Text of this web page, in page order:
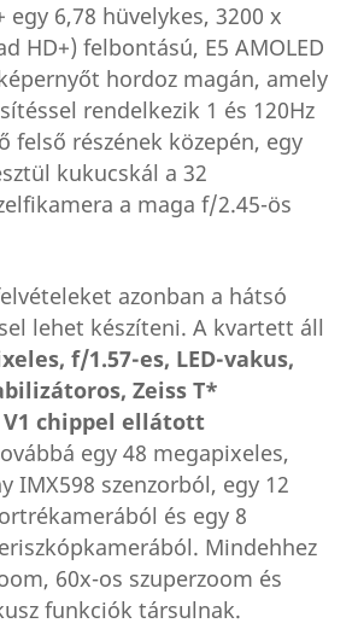
egy 6,78 hüvelykes, 3200 x
HD+) felbontású, E5 AMOLED
hordoz magán, amely
rendelkezik 1 és 120Hz
felső részének közepén, egy
kukucskál a 32
a maga f/2.45-ös
azonban a hátsó
lehet készíteni. A kvartett áll
f/1.57-es, LED-vakus,
Zeiss T*
chippel ellátott
egy 48 megapixeles,
IMX598 szenzorból, egy 12
és egy 8
Mindehhez
60x-os szuperzoom és
funkciók társulnak.